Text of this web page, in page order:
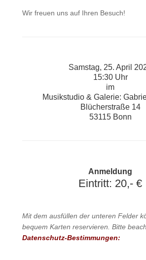
Wir freuen uns auf Ihren Besuch!
Samstag, 25. April
15:30 Uhr
im
Musikstudio & Galerie:
Blücherstraße 14
53115 Bonn
Anmeldung
Eintritt: 20,- €
Mit dem ausfüllen der unteren Felder
bequem Karten reservieren. Bitte
Datenschutz-Bestimmungen: